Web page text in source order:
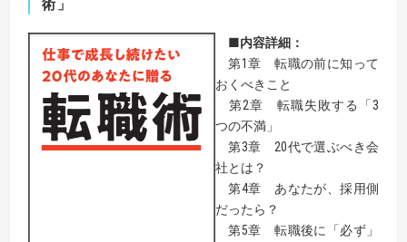
術」
■内容詳細：
第1章 転職の前に知って
おくべきこと
第2章 転職失敗する「3
つの不満」
第3章 20代で選ぶべき会
社とは？
第4章 あなたが、採用側
だったら？
第5章 転職後に「必ず」